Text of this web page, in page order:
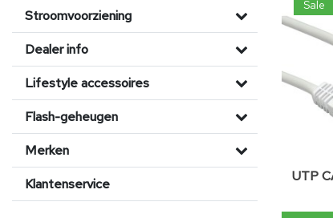
Stroomvoorziening
Dealer info
Lifestyle accessoires
Flash-geheugen
Merken
Klantenservice
Sale
UTP